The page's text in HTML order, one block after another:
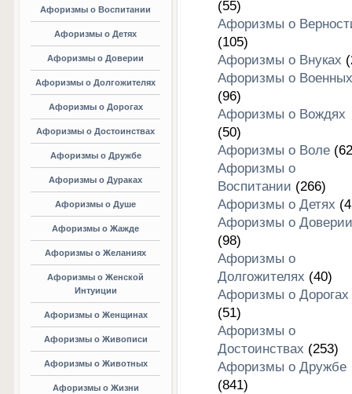
Афоризмы о Воспитании
Афоризмы о Детях
Афоризмы о Доверии
Афоризмы о Долгожителях
Афоризмы о Дорогах
Афоризмы о Достоинствах
Афоризмы о Дружбе
Афоризмы о Дураках
Афоризмы о Душе
Афоризмы о Жажде
Афоризмы о Желаниях
Афоризмы о Женской
Интуиции
Афоризмы о Женщинах
Афоризмы о Живописи
Афоризмы о Животных
Афоризмы о Жизни
(55)
Афоризмы о
(105)
Афоризмы о Внуках
Афоризмы о Военных
(96)
Афоризмы о Вождях
(50)
Афоризмы о Воле
Афоризмы о
Воспитании (266)
Афоризмы о Детях
Афоризмы о Доверии
(98)
Афоризмы о
Долгожителях (40)
Афоризмы о Дорогах
(51)
Афоризмы о
Достоинствах (253)
Афоризмы о Дружбе
(841)